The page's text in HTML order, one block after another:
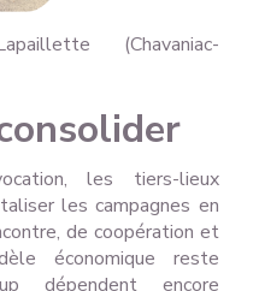
(Chavaniac-
les tiers-lieux
les campagnes en
de coopération et
économique reste
dépendent encore